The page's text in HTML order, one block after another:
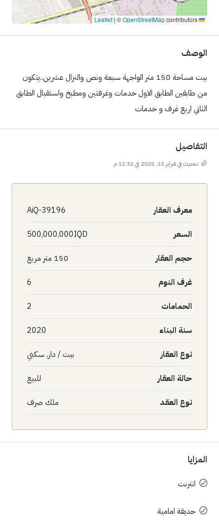
| ©OpenStreetMapcontributors
الوصف
بيت مساحة 150 متر الواجهة سبعة ونص والنزال عشرين..يتكون
من طابقين الطابق الاول خدمات وغرفتين ومطبخ واستقبال الطابق
الثاني اربع غرف و خدمات
التفاصيل
تحديث في فبراير 15, 2025 في 12:32 م
معرف العقار AiQ-39196
السعر 500,000,000IQD
حجم العقار 150 متر مربع
غرف النوم 6
الحمامات 2
سنة البناء 2020
نوع العقار بيت / دار, سكني
حالة العقار للبيع
نوع العقد ملك صرف
المزايا
انترنت
حديقة امامية